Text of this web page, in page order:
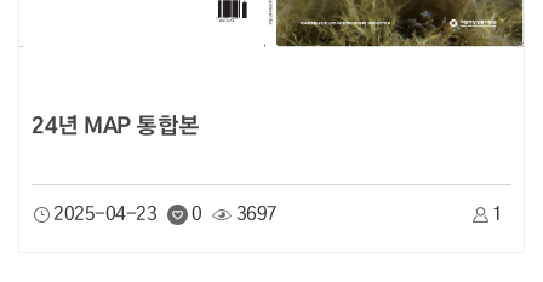
24년 MAP 통합본
2025-04-23 1
0 3697